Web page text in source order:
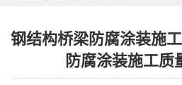
钢结构桥梁防腐涂装施
防腐涂装施工质